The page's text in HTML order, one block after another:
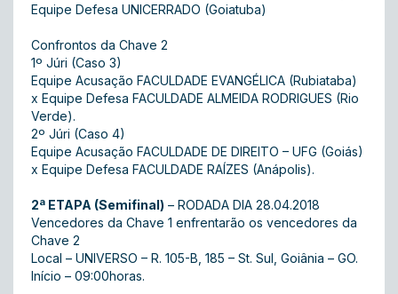
Equipe Defesa UNICERRADO (Goiatuba)
Confrontos da Chave 2
1º Júri (Caso 3)
Equipe Acusação FACULDADE EVANGÉLICA (Rubiataba)
x Equipe Defesa FACULDADE ALMEIDA RODRIGUES (Rio
Verde).
2º Júri (Caso 4)
Equipe Acusação FACULDADE DE DIREITO – UFG (Goiás)
x Equipe Defesa FACULDADE RAÍZES (Anápolis).
2ª ETAPA (Semifinal) – RODADA DIA 28.04.2018
Vencedores da Chave 1 enfrentarão os vencedores da
Chave 2
Local – UNIVERSO – R. 105-B, 185 – St. Sul, Goiânia – GO.
Início – 09:00horas.